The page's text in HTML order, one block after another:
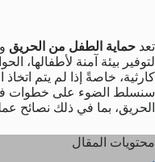
تعد حماية الطفل من الحريق
لتوفير بيئة آمنة لأطفالها،
كارثية، خاصةً إذا لم يتم اتخاذ
سنسلط الضوء على خطوات
الحريق، بما في ذلك نصائح
محتويات المقال